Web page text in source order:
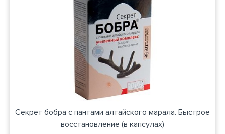
Секрет бобра с пантами алтайского марала. Быстрое
восстановление (в капсулах)